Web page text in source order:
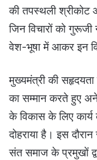
की तपस्थली श्रीकोट
जिन विचारों को
वेश-भूषा में आकर इन
मुख्यमंत्री की सहृदयता
का सम्मान करते हुए
के विकास के लिए
दोहराया है। इस
संत समाज के प्रमुखों